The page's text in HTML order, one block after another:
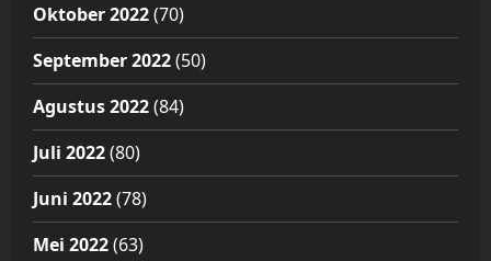
Oktober 2022(70)
September 2022(50)
Agustus 2022(84)
Juli 2022(80)
Juni 2022(78)
Mei 2022(63)